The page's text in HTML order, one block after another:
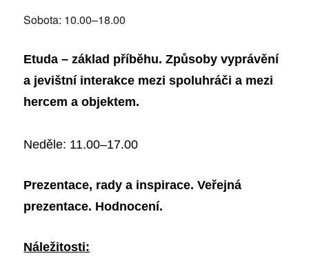
Sobota: 10.00–18.00
Etuda – základ příběhu. Způsoby vyprávění
a jevištní interakce mezi spoluhráči a mezi
hercem a objektem.
Neděle: 11.00–17.00
Prezentace, rady a inspirace. Veřejná
prezentace. Hodnocení.
Náležitosti: